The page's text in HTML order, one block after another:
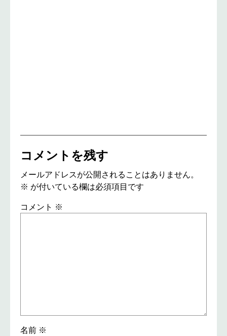
コメントを残す
メールアドレスが公開されることはありません。
※ が付いている欄は必須項目です
コメント ※
名前 ※